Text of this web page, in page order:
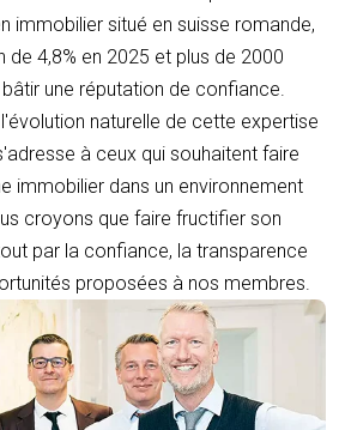
immobilier situé en suisse romande,
de 4,8% en 2025 et plus de 2000
une réputation de confiance.
naturelle de cette expertise
à ceux qui souhaitent faire
immobilier dans un environnement
croyons que faire fructifier son
par la confiance, la transparence
proposées à nos membres.